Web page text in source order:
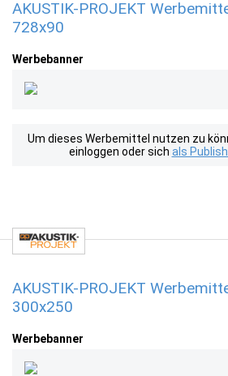
AKUSTIK-PROJEKT
728x90
Werbebanner
Um dieses Werbemittel nutzen zu
einloggen oder sich als
AKUSTIK-PROJEKT
300x250
Werbebanner